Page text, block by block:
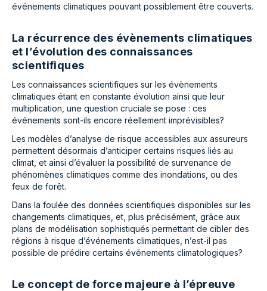
événements climatiques pouvant possiblement être couverts.
La récurrence des évènements climatiques
et l’évolution des connaissances
scientifiques
Les connaissances scientifiques sur les évènements
climatiques étant en constante évolution ainsi que leur
multiplication, une question cruciale se pose : ces
événements sont-ils encore réellement imprévisibles?
Les modèles d’analyse de risque accessibles aux assureurs
permettent désormais d’anticiper certains risques liés au
climat, et ainsi d’évaluer la possibilité de survenance de
phénomènes climatiques comme des inondations, ou des
feux de forêt.
Dans la foulée des données scientifiques disponibles sur les
changements climatiques, et, plus précisément, grâce aux
plans de modélisation sophistiqués permettant de cibler des
régions à risque d’événements climatiques, n’est-il pas
possible de prédire certains événements climatologiques?
Le concept de force majeure à l’épreuve